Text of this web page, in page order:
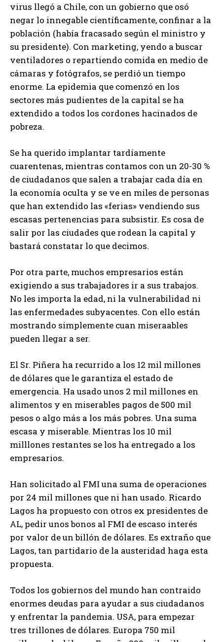
virus llegó a Chile, con un gobierno que osó
negar lo innegable científicamente, confinar a la
población (había fracasado según el ministro y
su presidente). Con marketing, yendo a buscar
ventiladores o repartiendo comida en medio de
cámaras y fotógrafos, se perdió un tiempo
enorme. La epidemia que comenzó en los
sectores más pudientes de la capital se ha
extendido a todos los cordones hacinados de
pobreza.
Se ha querido implantar tardíamente
cuarentenas, mientras contamos con un 20-30 %
de ciudadanos que salen a trabajar cada día en
la economía oculta y se ve en miles de personas
que han extendido las «ferias» vendiendo sus
escasas pertenencias para subsistir. Es cosa de
salir por las ciudades que rodean la capital y
bastará constatar lo que decimos.
Por otra parte, muchos empresarios están
exigiendo a sus trabajadores ir a sus trabajos.
No les importa la edad, ni la vulnerabilidad ni
las enfermedades subyacentes. Con ello están
mostrando simplemente cuan miseraables
pueden llegar a ser.
El Sr. Piñera ha recurrido a los 12 mil millones
de dólares que le garantiza el estado de
emergencia. Ha usado unos 2 mil millones en
alimentos y en miserables pagos de 500 mil
pesos o algo más a los más pobres. Una suma
escasa y miserable. Mientras los 10 mil
milllones restantes se los ha entregado a los
empresarios.
Han solicitado al FMI una suma de operaciones
por 24 mil millones que ni han usado. Ricardo
Lagos ha propuesto con otros ex presidentes de
AL, pedir unos bonos al FMI de escaso interés
por valor de un billón de dólares. Es extraño que
Lagos, tan partidario de la austeridad haga esta
propuesta.
Todos los gobiernos del mundo han contraido
enormes deudas para ayudar a sus ciudadanos
y enfrentar la pandemia. USA, para empezar
tres trillones de dólares. Europa 750 mil